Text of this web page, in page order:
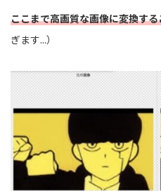
ここまで高画質な画像に変換す
ぎます...）